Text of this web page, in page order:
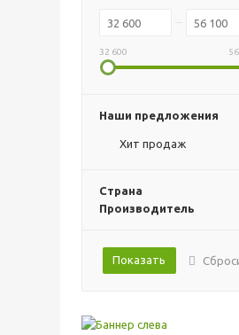
32 600
Наши предложения
Хит продаж
Страна
Производитель
Показать